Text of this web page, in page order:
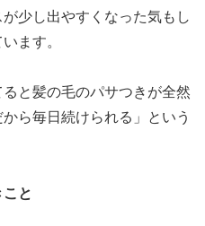
少し出やすくなった気もし
ます。
ると髪の毛のパサつきが全然
ら毎日続けられる」という
と